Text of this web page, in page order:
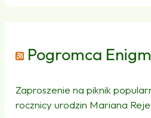
Pogromca
Zaproszenie na piknik
rocznicy urodzin Mariana